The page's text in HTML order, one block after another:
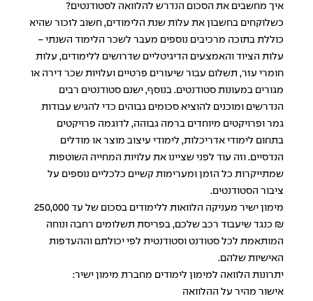
איך מחשבים את הסכום הנדרש להלוואה לסטודנטים?
כשלוקחים בחשבון את עלות שנת הלימודים, חשוב לזכור שהיא
כוללת בתוכה מרכיבים נוספים מעבר לשכר הלימוד השנתי -
עלות הציוד והאמצעים הדיגיטליים שדרושים ללימודים, עלות
חומרי עזר, תשלום עבור שיעורים פרטיים ועלויות שכר דירה או
מגורים במעונות סטודנטים. בנוסף, ישנם סטודנטים רבים
הנדרשים ומוכנים להוציא סכומים גבוהים כדי להגיש עבודות
גמר ופרויקטים מיוחדים ברמה גבוהה, לדוגמה פרויקטים
בתחום לימודי אדריכלות, לימודי עיצוב מוצר או מודלים
הנדסיים. וזה עוד לפני שציינו את עלויות המחייה השוטפות
שמתייקרות כל הזמן ומערימות קשיים כלכליים נוספים על
ציבור הסטודנטים.
מימון ישיר מעניקה הלוואות
ללימודים בסכום של עד 250,000
₪ כנגד שיעבוד רכב שלכם, בפריסת תשלומים רחבה ונוחה
המותאמת לכל סטודנט וסטודנטית לפי יכולתם וההעדפות
האישיות שלהם.
יתרונות הלוואה למימון לימודים מחברת מימון ישיר:
אישור מהיר על ההלוואה